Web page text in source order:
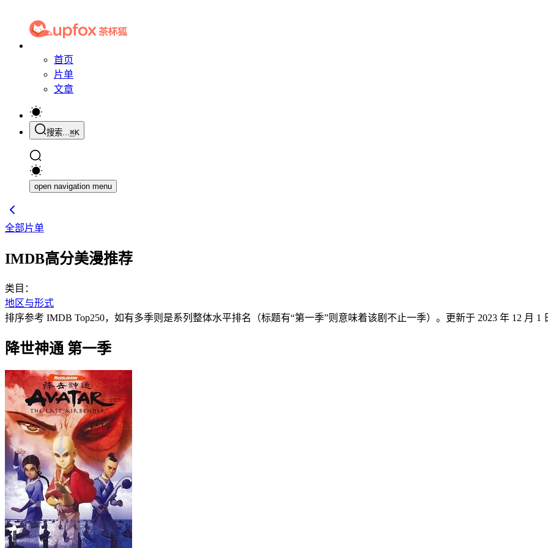
首页
片单
文章
搜索...⌘K
open navigation menu
全部片单
IMDB高分美漫推荐
类目：
地区与形式
排序参考 IMDB Top250，如有多季则是系列整体水平排名（标题有“第一季”则意味着该剧不止一季）。更新于 2023 年 12 月 1
降世神通 第一季